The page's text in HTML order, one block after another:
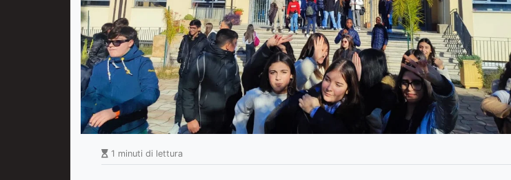
1 minuti di lettura